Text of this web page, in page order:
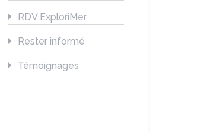
RDV ExploriMer
Rester informé
Témoignages